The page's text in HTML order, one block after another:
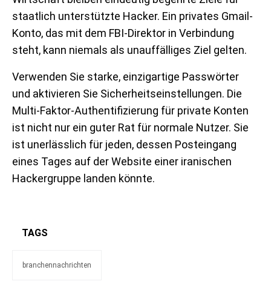
staatlich unterstützte Hacker. Ein privates Gmail-
Konto, das mit dem FBI-Direktor in Verbindung
steht, kann niemals als unauffälliges Ziel gelten.
Verwenden Sie starke, einzigartige Passwörter
und aktivieren Sie Sicherheitseinstellungen. Die
Multi-Faktor-Authentifizierung für private Konten
ist nicht nur ein guter Rat für normale Nutzer. Sie
ist unerlässlich für jeden, dessen Posteingang
eines Tages auf der Website einer iranischen
Hackergruppe landen könnte.
TAGS
branchennachrichten